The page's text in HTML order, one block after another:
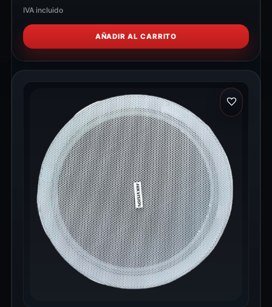
IVA incluido
AÑADIR AL CARRITO